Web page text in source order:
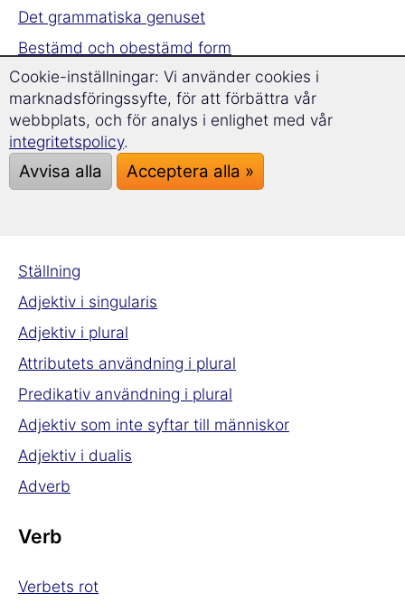
Det grammatiska genuset
Bestämd och obestämd form
Artiklar
Dualis
Plural
Kasus
Ställning
Adjektiv i singularis
Adjektiv i plural
Attributets användning i plural
Predikativ användning i plural
Adjektiv som inte syftar till människor
Adjektiv i dualis
Adverb
Verb
Verbets rot
Cookie-inställningar: Vi använder cookies i
marknadsföringssyfte, för att förbättra vår
webbplats, och för analys i enlighet med vår
integritetspolicy.
Avvisa alla Acceptera alla »